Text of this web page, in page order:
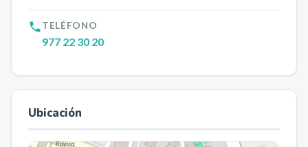
TELÉFONO
977 22 30 20
Ubicación